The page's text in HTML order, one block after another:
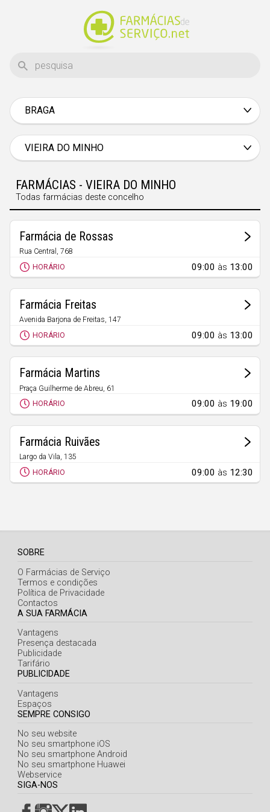
BRAGA
Braga
Bragança
Évora
Faro
Leiria
Lisboa
Portalegre
Porto
Santarém
Setúbal
Viana do Castelo
Vila Real
VIEIRA DO MINHO
FARMÁCIAS - VIEIRA DO MINHO
Todas farmácias deste concelho
Farmácia de Rossas
Rua Central, 768
Rossas
HORÁRIO 09:00 às 13:00
Farmácia Freitas
Avenida Barjona de Freitas, 147
Vieira do Minho
HORÁRIO 09:00 às 13:00
Farmácia Martins
Praça Guilherme de Abreu, 61
Vieira do Minho
HORÁRIO 09:00 às 19:00
Farmácia Ruivães
Largo da Vila, 135
Ruivães
HORÁRIO 09:00 às 12:30
SOBRE
O Farmácias de Serviço
Termos e condições
Política de Privacidade
Contactos
A SUA FARMÁCIA
Vantagens
Presença destacada
Publicidade
Tarifário
PUBLICIDADE
Vantagens
Espaços
SEMPRE CONSIGO
No seu website
No seu smartphone iOS
No seu smartphone Android
No seu smartphone Huawei
Webservice
SIGA-NOS